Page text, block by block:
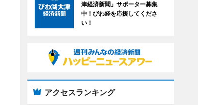
津経済新聞」サポーター募集
中！びわ経を応援してくださ
い！
アクセスランキング